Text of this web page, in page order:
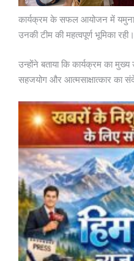
कार्यक्रम के सफल आयोजन में
उनकी टीम की महत्वपूर्ण भूमिका रही।
उन्होंने बताया कि कार्यक्रम का
सहजयोग और आत्मसाक्षात्कार का